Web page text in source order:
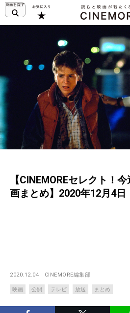
【CINEMOREセレクト！
画まとめ】2020年12月4日
2020.12.04 CINEMORE編集部
映画 公開 テレビ 放送 まとめ